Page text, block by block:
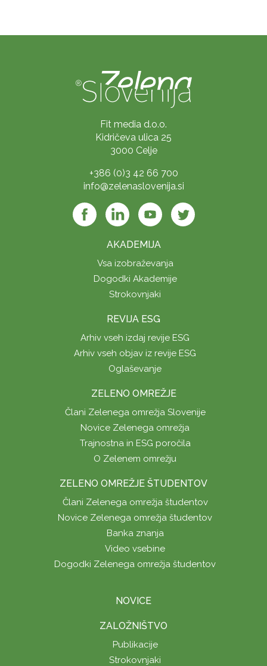
Fit media d.o.o.
Kidričeva ulica 25
3000 Celje
+386 (0)3 42 66 700
info@zelenaslovenija.si
AKADEMIJA
Vsa izobraževanja
Dogodki Akademije
Strokovnjaki
REVIJA ESG
Arhiv vseh izdaj revije ESG
Arhiv vseh objav iz revije ESG
Oglaševanje
ZELENO OMREŽJE
Člani Zelenega omrežja Slovenije
Novice Zelenega omrežja
Trajnostna in ESG poročila
O Zelenem omrežju
ZELENO OMREŽJE ŠTUDENTOV
Člani Zelenega omrežja študentov
Novice Zelenega omrežja študentov
Banka znanja
Video vsebine
Dogodki Zelenega omrežja študentov
NOVICE
ZALOŽNIŠTVO
Publikacije
Strokovnjaki